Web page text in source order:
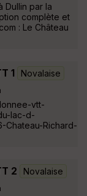
Dullin par la
complète et
: Le Château
1 Novalaise
vtt-
lac-d-
Chateau-Richard-
2 Novalaise